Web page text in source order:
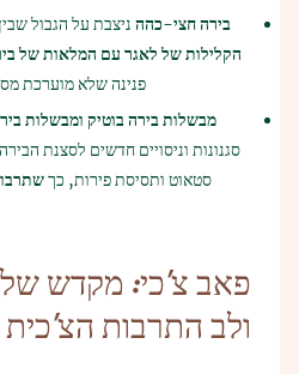
בירה חצי-כהה ניצבת על הגבול
הקלילות של לאגר עם המלאות של
פנינה שלא מוערכת
מבשלות בירה בוטיק ומבשלות
סטאוט ותסיסת פירות, כך
פאב צ'כי: מקדש
ולב התרבות הצ'כית